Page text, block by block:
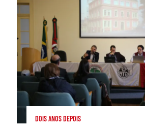
DOIS ANOS DEPOIS